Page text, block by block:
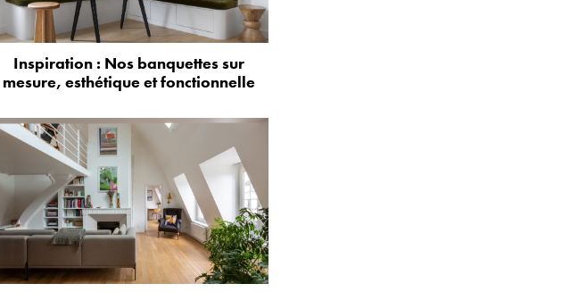
Inspiration : Nos banquettes sur
mesure, esthétique et fonctionnelle